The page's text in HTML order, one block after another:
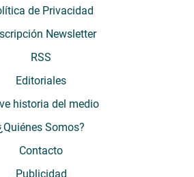
de Privacidad
Newsletter
RSS
Editoriales
historia del medio
Somos?
Contacto
Publicidad